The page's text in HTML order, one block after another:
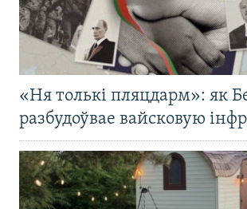
«Ня толькі пляцдарм»: як
разбудоўвае вайсковую